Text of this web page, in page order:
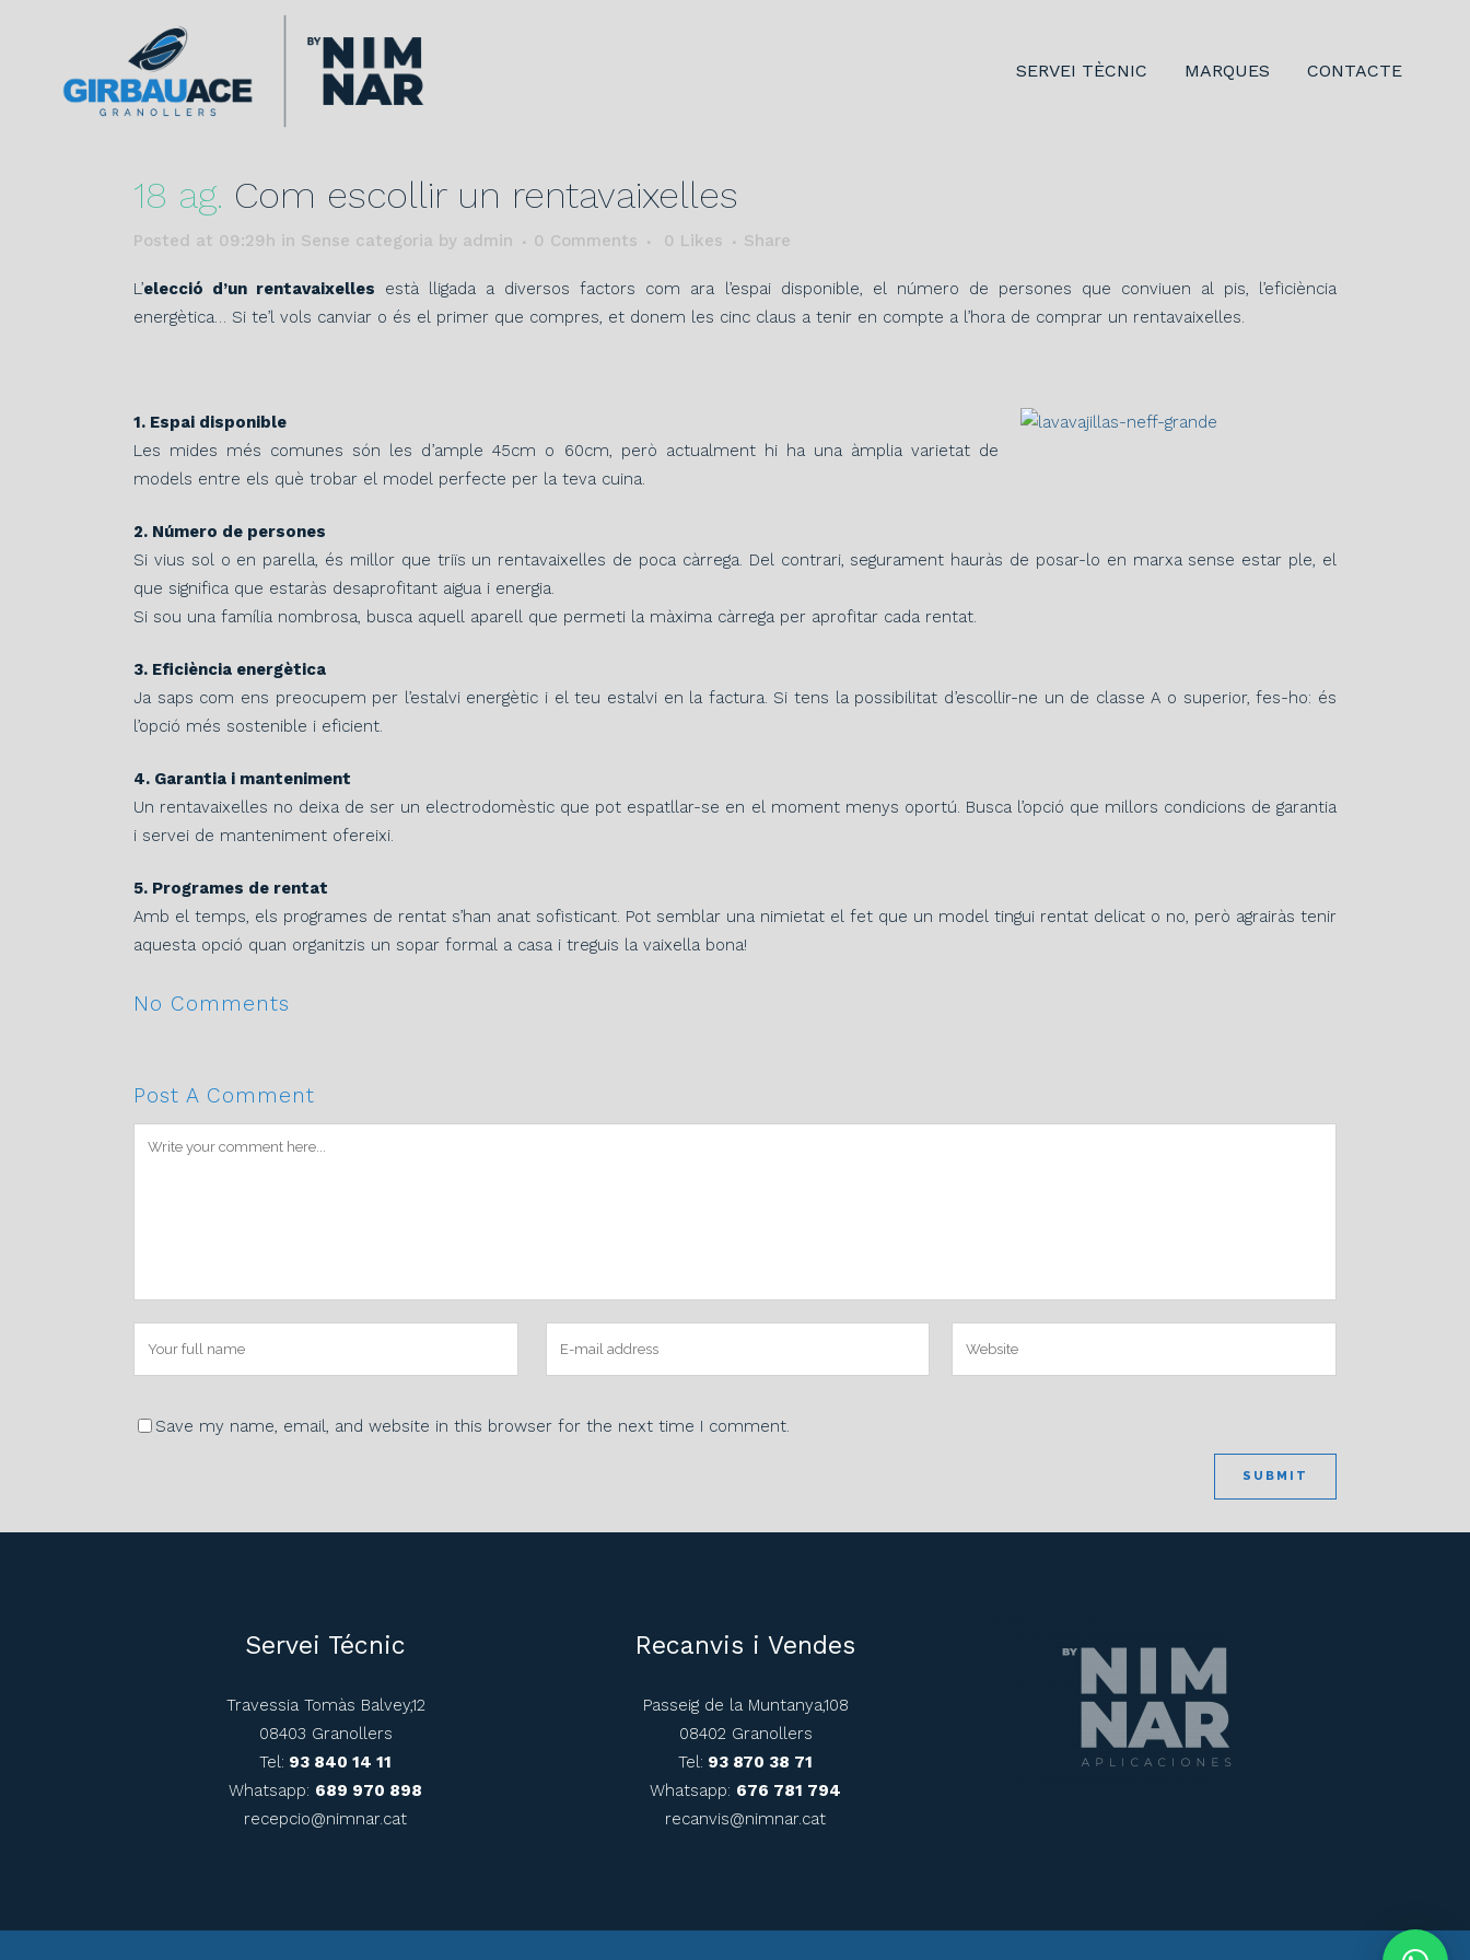
SERVEI TÈCNIC MARQUES CONTACTE
18 ag. Com escollir un rentavaixelles
Posted at 09:29h in Sense categoria by admin 0 Comments 0 Likes Share
L’elecció d’un rentavaixelles està lligada a diversos factors com ara l’espai disponible, el número de persones que conviuen al pis, l’eficiència
energètica… Si te’l vols canviar o és el primer que compres, et donem les cinc claus a tenir en compte a l’hora de comprar un rentavaixelles.
1. Espai disponible
Les mides més comunes són les d’ample 45cm o 60cm, però actualment hi ha una àmplia varietat de
models entre els què trobar el model perfecte per la teva cuina.
2. Número de persones
Si vius sol o en parella, és millor que triïs un rentavaixelles de poca càrrega. Del contrari, segurament hauràs de posar-lo en marxa sense estar ple, el
que significa que estaràs desaprofitant aigua i energia.
Si sou una família nombrosa, busca aquell aparell que permeti la màxima càrrega per aprofitar cada rentat.
3. Eficiència energètica
Ja saps com ens preocupem per l’estalvi energètic i el teu estalvi en la factura. Si tens la possibilitat d’escollir-ne un de classe A o superior, fes-ho: és
l’opció més sostenible i eficient.
4. Garantia i manteniment
Un rentavaixelles no deixa de ser un electrodomèstic que pot espatllar-se en el moment menys oportú. Busca l’opció que millors condicions de garantia
i servei de manteniment ofereixi.
5. Programes de rentat
Amb el temps, els programes de rentat s’han anat sofisticant. Pot semblar una nimietat el fet que un model tingui rentat delicat o no, però agrairàs tenir
aquesta opció quan organitzis un sopar formal a casa i treguis la vaixella bona!
No Comments
Post A Comment
Save my name, email, and website in this browser for the next time I comment.
Servei Técnic
Travessia Tomàs Balvey,12
08403 Granollers
Tel: 93 840 14 11
Whatsapp: 689 970 898
recepcio@nimnar.cat
Recanvis i Vendes
Passeig de la Muntanya,108
08402 Granollers
Tel: 93 870 38 71
Whatsapp: 676 781 794
recanvis@nimnar.cat